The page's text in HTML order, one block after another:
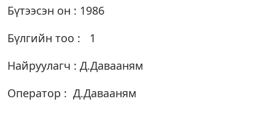
Бүтээсэн он : 1986
Бүлгийн тоо : 1
Найруулагч : Д.Давааням
Оператор : Д.Давааням